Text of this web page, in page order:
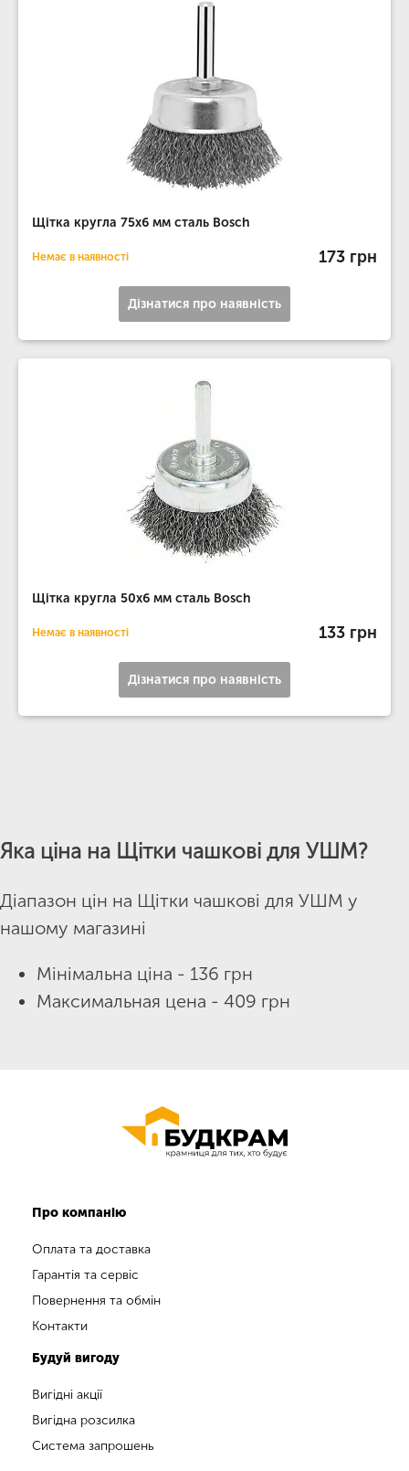
Щітка кругла 75x6 мм сталь Bosch
Немає в наявності 173 грн
Дізнатися про наявність
Щітка кругла 50x6 мм сталь Bosch
Немає в наявності 133 грн
Дізнатися про наявність
Яка ціна на Щітки чашкові для УШМ?
Діапазон цін на Щітки чашкові для УШМ у
нашому магазині
Мінімальна ціна - 136 грн
Максимальная цена - 409 грн
Про компанію
Оплата та доставка
Гарантія та сервіс
Повернення та обмін
Контакти
Будуй вигоду
Вигідні акції
Вигідна розсилка
Система запрошень